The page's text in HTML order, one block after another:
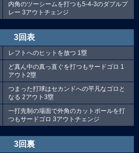
内角のツーシームを打つも5-4-3のダブルプ
レー 3アウトチェンジ
3回表
レフトへのヒットを放つ 1塁
ど真ん中の真っ直ぐを打つもサードゴロ 1
アウト2塁
つまった打球はセカンドへの平凡なゴロと
なる 2アウト3塁
一打先制の場面で外角のカットボールを打
つもサードゴロ 3アウトチェンジ
3回裏